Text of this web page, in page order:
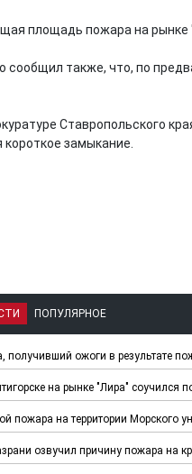
площадь пожара на рынке
сообщил также, что, по
Ставропольского
замыкание.
ПОПУЛЯРНОЕ
ожоги в результате
на рынке "Лира" соучился
пожара на территории Морского
озвучил причину пожара на